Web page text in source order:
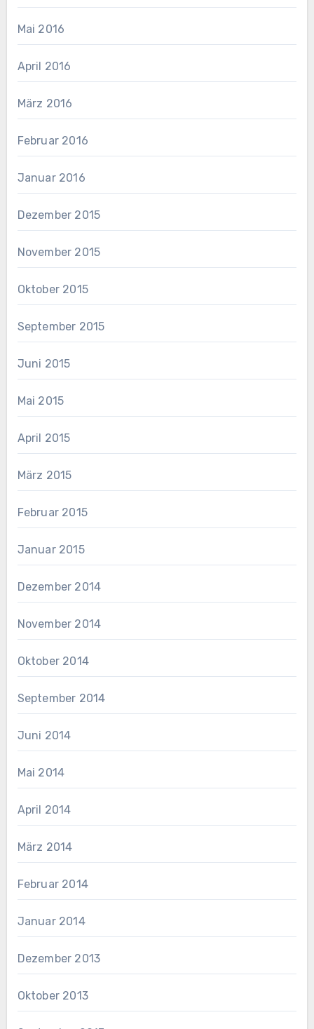
Mai 2016
April 2016
März 2016
Februar 2016
Januar 2016
Dezember 2015
November 2015
Oktober 2015
September 2015
Juni 2015
Mai 2015
April 2015
März 2015
Februar 2015
Januar 2015
Dezember 2014
November 2014
Oktober 2014
September 2014
Juni 2014
Mai 2014
April 2014
März 2014
Februar 2014
Januar 2014
Dezember 2013
Oktober 2013